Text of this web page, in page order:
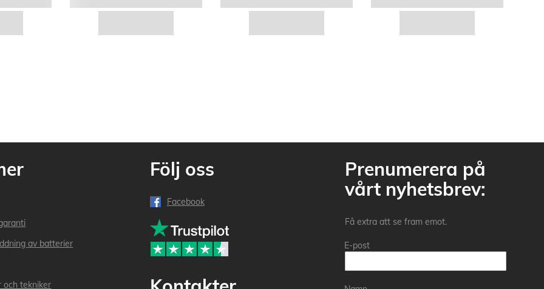
av batterier
och tekniker
Följ oss
Facebook
Prenumerera på
vårt nyhetsbrev:
Få extra att se fram emot.
E-post